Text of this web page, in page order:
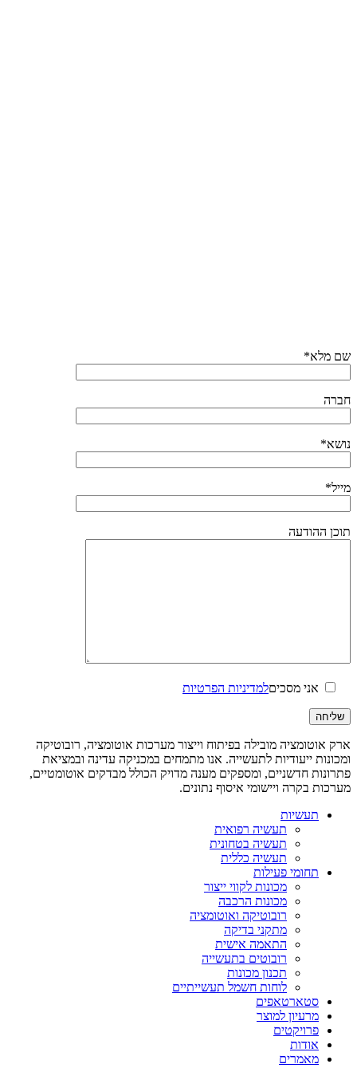
שם מלא*
חברה
נושא*
מייל*
תוכן ההודעה
אני מסכיםלמדיניות הפרטיות
ארק אוטומציה מובילה בפיתוח וייצור מערכות אוטומציה, רובוטיקה
ומכונות ייעודיות לתעשייה. אנו מתמחים במכניקה עדינה ובמציאת
פתרונות חדשניים, ומספקים מענה מדויק הכולל מבדקים אוטומטיים,
מערכות בקרה ויישומי איסוף נתונים.
תעשיות
תעשיה רפואית
תעשיה בטחונית
תעשיה כללית
תחומי פעילות
מכונות לקווי ייצור
מכונות הרכבה
רובוטיקה ואוטומציה
מתקני בדיקה
התאמה אישית
רובוטים בתעשייה
תכנון מכונות
לוחות חשמל תעשייתיים
סטארטאפים
מרעיון למוצר
פרויקטים
אודות
מאמרים